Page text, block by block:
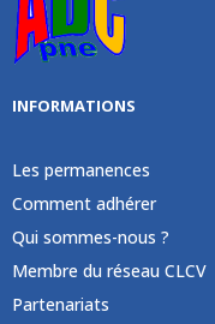
INFORMATIONS
Les permanences
Comment adhérer
Qui sommes-nous ?
Membre du réseau CLCV
Partenariats